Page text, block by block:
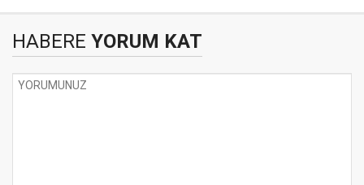
HABERE YORUM KAT